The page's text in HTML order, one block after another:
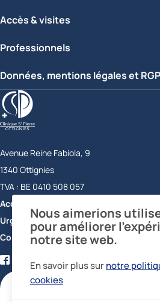
Accès & visites
Professionnels
Données, mentions légales et
Clinique Saint-Pierre Ottignies
Avenue Reine Fabiola, 9
1340 Ottignies
Belgique
TVA : BE 0410 508 057
Accueil
Urgences
+32 10 43 73 56
Contact
FacebookTwitterYouTubeLinkedIn
certifications
Nous aimerions
pour améliorer
notre site web.
En savoir plus surnotre
cookies